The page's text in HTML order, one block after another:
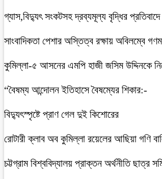
গ্যাস,বিদ্যুৎ সংকটসহ দ্রব্যমূল্য বৃদ্ধির
সাংবাদিকতা পেশার অস্তিত্ব রক্ষায় অবিলম্বে
কুমিল্লা-৫ আসনের এমপি হাজী জসিম উদ্দিনকে
“বৈষম্য আন্দোলন ইতিহাসে বৈষম্যের শিকার:-
বিদ্যুৎস্পৃষ্টে প্রাণ গেল দুই কিশোরের
রোটারী ক্লাব অব কুমিল্লা রয়েলের আছিয়া গণি
চট্টগ্রাম বিশ্ববিদ্যালয় প্রাক্তন অর্থনীতি ছাত্র